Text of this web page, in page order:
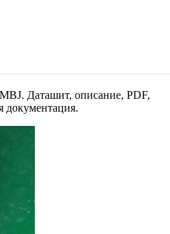
Даташит, описание, PDF,
документация.